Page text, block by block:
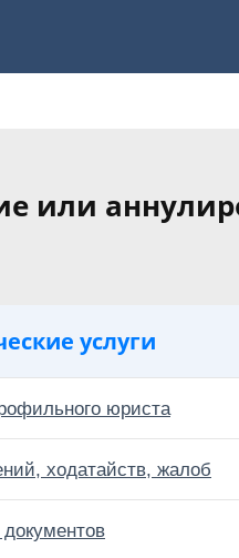
или
услуги
юриста
ходатайств, жалоб